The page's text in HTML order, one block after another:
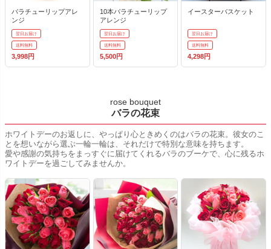
バラチューリップアレ
ンジ
翌日お届け
送料無料
3,998円
10本バラチューリップ
アレンジ
翌日お届け
送料無料
5,500円
イースターバスケット
翌日お届け
送料無料
4,298円
rose bouquet
バラの花束
ホワイトデーのお返しに、やっぱり心ときめくのはバラの花束。彼女のこ
とを想いながら選ぶ一輪一輪は、それだけで特別な意味を持ちます。
愛や感謝の気持ちをまっすぐに届けてくれるバラのブーケで、心に残るホ
ワイトデーを過ごしてみませんか。